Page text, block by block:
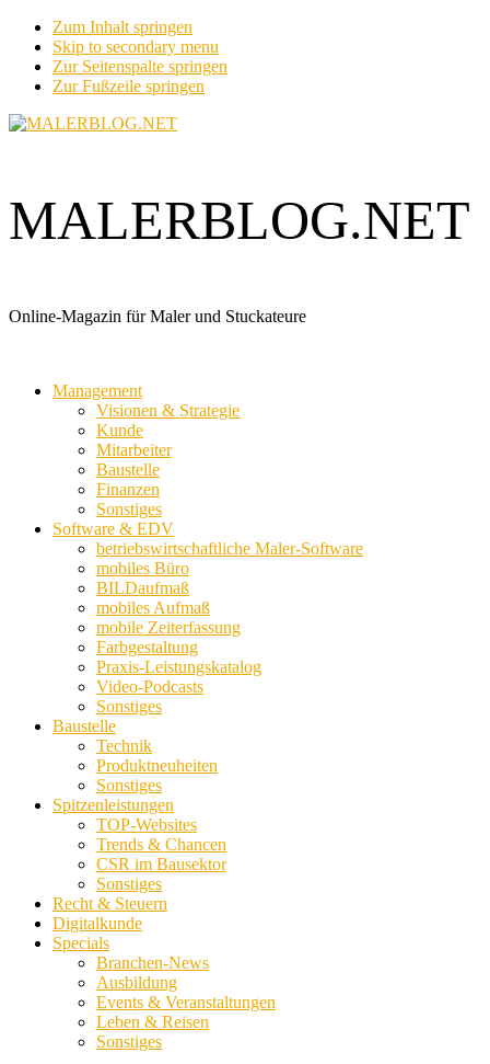
Zum Inhalt springen
Skip to secondary menu
Zur Seitenspalte springen
Zur Fußzeile springen
MALERBLOG.NET
Online-Magazin für Maler und Stuckateure
Management
Visionen & Strategie
Kunde
Mitarbeiter
Baustelle
Finanzen
Sonstiges
Software & EDV
betriebswirtschaftliche Maler-Software
mobiles Büro
BILDaufmaß
mobiles Aufmaß
mobile Zeiterfassung
Farbgestaltung
Praxis-Leistungskatalog
Video-Podcasts
Sonstiges
Baustelle
Technik
Produktneuheiten
Sonstiges
Spitzenleistungen
TOP-Websites
Trends & Chancen
CSR im Bausektor
Sonstiges
Recht & Steuern
Digitalkunde
Specials
Branchen-News
Ausbildung
Events & Veranstaltungen
Leben & Reisen
Sonstiges